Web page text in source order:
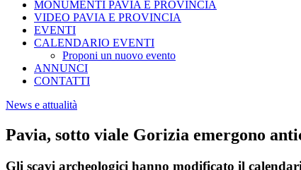
MONUMENTI PAVIA E PROVINCIA
VIDEO PAVIA E PROVINCIA
EVENTI
CALENDARIO EVENTI
Proponi un nuovo evento
ANNUNCI
CONTATTI
News e attualità
Pavia, sotto viale Gorizia emergono
Gli scavi archeologici hanno modificato il